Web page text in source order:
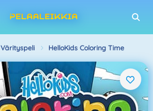
Värityspeli HelloKids Coloring Time